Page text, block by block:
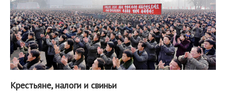
Крестьяне, налоги и свиньи